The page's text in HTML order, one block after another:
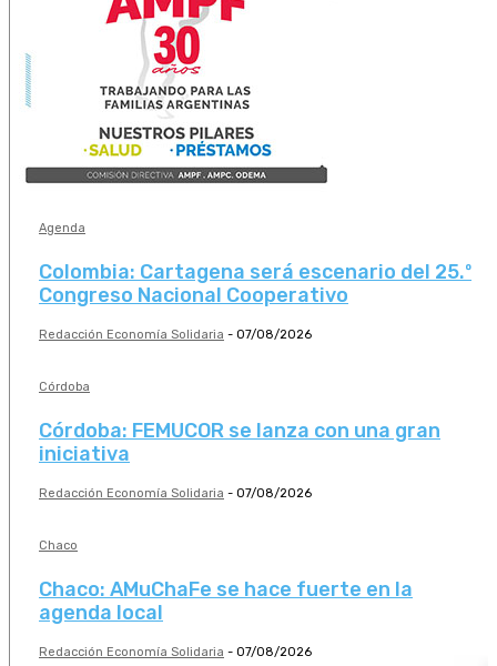
Agenda
Colombia: Cartagena será escenario del 25.º
Congreso Nacional Cooperativo
Redacción Economía Solidaria - 07/08/2026
Córdoba
Córdoba: FEMUCOR se lanza con una gran
iniciativa
Redacción Economía Solidaria - 07/08/2026
Chaco
Chaco: AMuChaFe se hace fuerte en la
agenda local
Redacción Economía Solidaria - 07/08/2026